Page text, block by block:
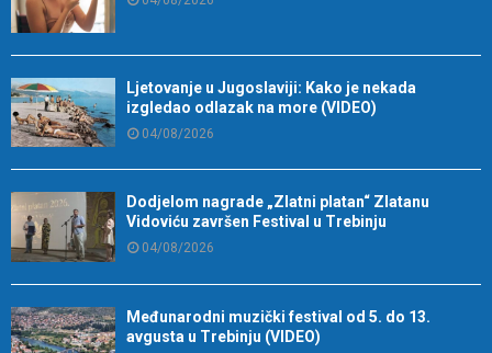
Ljetovanje u Jugoslaviji: Kako je nekada
izgledao odlazak na more (VIDEO)
04/08/2026
Dodjelom nagrade „Zlatni platan“ Zlatanu
Vidoviću završen Festival u Trebinju
04/08/2026
Međunarodni muzički festival od 5. do 13.
avgusta u Trebinju (VIDEO)